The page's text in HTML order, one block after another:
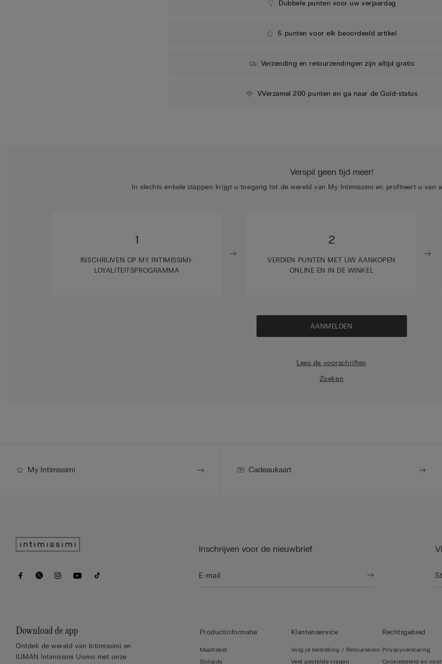
Dubbele punten voor uw verjaardag
5 punten voor elk beoordeeld artikel
Verzending en retourzendingen zijn altijd gratis
VVerzamel 200 punten en ga naar de Gold-status
Verspil geen tijd meer!
In slechts enkele stappen krijgt u toegang tot de wereld van My Intimissimi en profiteert u van
1
INSCHRIJVEN OP MY INTIMISSIMI-
LOYALITEITSPROGRAMMA
2
VERDIEN PUNTEN MET UW AANKOPEN
ONLINE EN IN DE WINKEL
AANMELDEN
Lees de voorschriften
Zoeken
My Intimissimi Cadeaukaart
Download de app
Ontdek de wereld van Intimissimi en
IUMAN Intimissimi Uomo met onze
Inschrijven voor de nieuwbrief
Productinformatie
Maattabel
Stijlgids
Klantenservice
Volg je bestelling / Retourneren
Veel gestelde vragen
Rechtsgebied
Privacyverklaring
Cookiebeleid en